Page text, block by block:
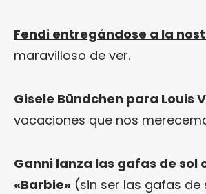
Fendi entregándose a la
maravilloso de ver.
Gisele Bündchen para Louis
vacaciones que nos
Ganni lanza las gafas de sol
«Barbie» (sin ser las gafas de